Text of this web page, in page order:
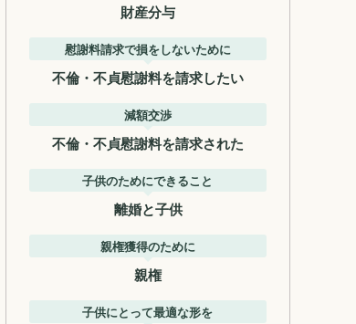
財産分与
慰謝料請求で損をしないために
不倫・不貞慰謝料を請求したい
減額交渉
不倫・不貞慰謝料を請求された
子供のためにできること
離婚と子供
親権獲得のために
親権
子供にとって最適な形を